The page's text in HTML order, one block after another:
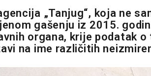
„Tanjug“, koja ne
gašenju iz 2015.
organa, krije podatak
na ime različitih